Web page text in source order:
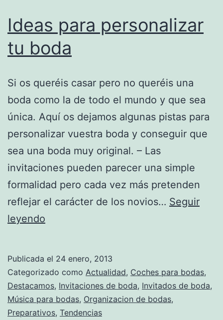
Ideas para personalizar
tu boda
Si os queréis casar pero no queréis una
boda como la de todo el mundo y que sea
única. Aquí os dejamos algunas pistas para
personalizar vuestra boda y conseguir que
sea una boda muy original. – Las
invitaciones pueden parecer una simple
formalidad pero cada vez más pretenden
reflejar el carácter de los novios… Seguir
leyendo
tu
boda
Publicada el 24 enero, 2013
Categorizado como Actualidad, Coches para bodas,
Destacamos, Invitaciones de boda, Invitados de boda,
Música para bodas, Organizacion de bodas,
Preparativos, Tendencias